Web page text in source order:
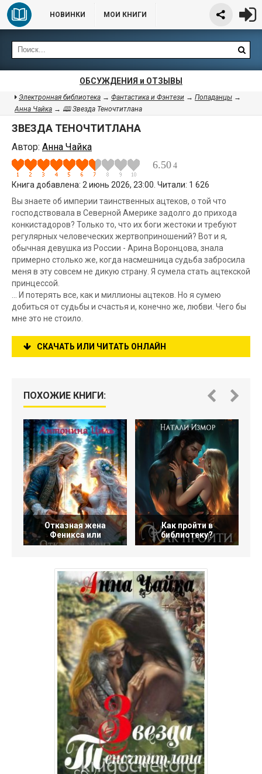
НОВИНКИ МОИ КНИГИ
ОБСУЖДЕНИЯ и ОТЗЫВЫ
Электронная библиотека → Фантастика и Фэнтези → Попаданцы →
Анна Чайка → 🕮 Звезда Теночтитлана
ЗВЕЗДА ТЕНОЧТИТЛАНА
Автор: Анна Чайка
6.50 4
Книга добавлена: 2 июнь 2026, 23:00. Читали: 1 626
Вы знаете об империи таинственных ацтеков, о той что
господствовала в Северной Америке задолго до прихода
конкистадоров? Только то, что их боги жестоки и требуют
регулярных человеческих жертвоприношений? Вот и я,
обычная девушка из России - Арина Воронцова, знала
примерно столько же, когда насмешница судьба забросила
меня в эту совсем не дикую страну. Я сумела стать ацтекской
принцессой.
... И потерять все, как и миллионы ацтеков. Но я сумею
добиться от судьбы и счастья и, конечно же, любви. Чего бы
мне это не стоило.
СКАЧАТЬ ИЛИ ЧИТАТЬ ОНЛАЙН
ПОХОЖИЕ КНИГИ:
Отказная жена
Феникса или
Как пройти в
библиотеку?